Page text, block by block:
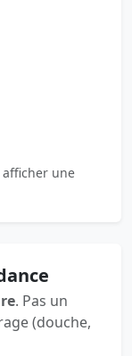
afficher une
. Pas un
(douche,